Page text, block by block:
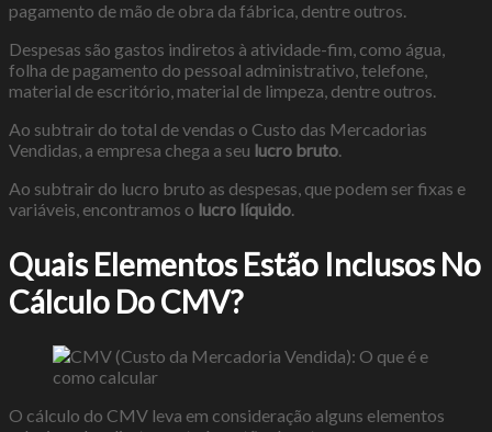
pagamento de mão de obra da fábrica, dentre outros.
Despesas são gastos indiretos à atividade-fim, como água,
folha de pagamento do pessoal administrativo, telefone,
material de escritório, material de limpeza, dentre outros.
Ao subtrair do total de vendas o Custo das Mercadorias
Vendidas, a empresa chega a seu lucro bruto.
Ao subtrair do lucro bruto as despesas, que podem ser fixas e
variáveis, encontramos o lucro líquido.
Quais Elementos Estão Inclusos No
Cálculo Do CMV?
O cálculo do CMV leva em consideração alguns elementos